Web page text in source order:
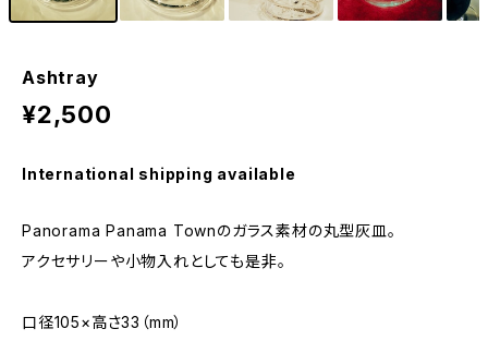
Ashtray
¥2,500
International shipping available
Panorama Panama Townのガラス素材の丸型灰皿。
アクセサリーや小物入れとしても是非。
口径105×高さ33（mm）